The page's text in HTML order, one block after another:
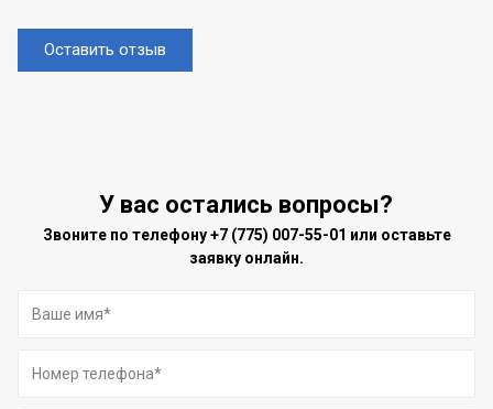
Оставить отзыв
У вас остались вопросы?
Звоните по телефону+7 (775) 007-55-01 или оставьте
заявку онлайн.